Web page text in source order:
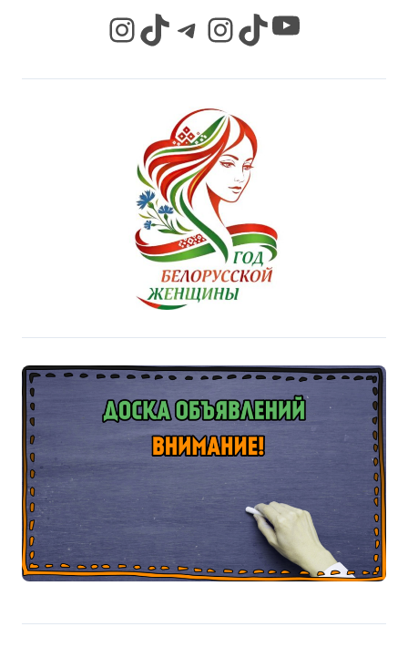
InstagramTikTok Telegram InstagramTikTok YouTube